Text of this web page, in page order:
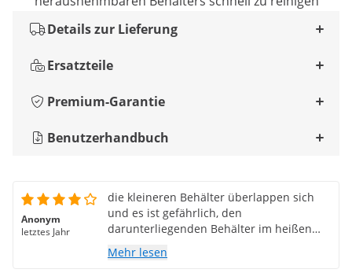
Details zur Lieferung
Ersatzteile
Premium-Garantie
Benutzerhandbuch
Anonym
letztes Jahr
die kleineren Behälter überlappen sich
und es ist gefährlich, den
darunterliegenden Behälter im heißen
Zustand herauszunehmen, andere
Funktionen ok
Mehr lesen